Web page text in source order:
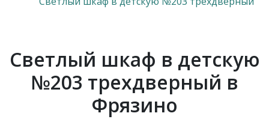
Светлый шкаф в детскую
№203 трехдверный в
Фрязино